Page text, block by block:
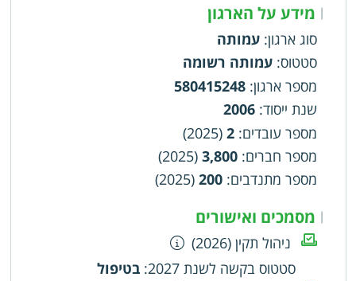
| מידע על הארגון
סוג ארגון: עמותה
סטטוס: עמותה רשומה
מספר ארגון:
580415248
שנת ייסוד:
2006
מספר עובדים:
2
(2025)
מספר חברים:
3,800
(2025)
מספר מתנדבים:
200
(2025)
| מסמכים ואישורים
ניהול תקין (2026)
סטטוס בקשה לשנת 2027
: בטיפול